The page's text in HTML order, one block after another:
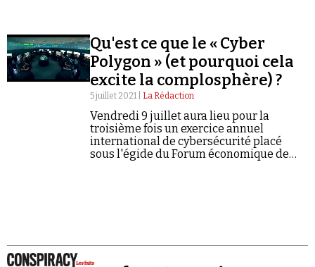
Qu'est ce que le « Cyber
Polygon » (et pourquoi cela
excite la complosphère) ?
5 juillet 2021 | La Rédaction
Vendredi 9 juillet aura lieu pour la
troisième fois un exercice annuel
international de cybersécurité placé
sous l'égide du Forum économique de